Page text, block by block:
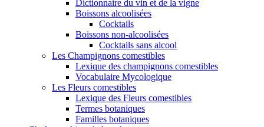
Dictionnaire du vin et de la vigne
Boissons alcoolisées
Cocktails
Boissons non-alcoolisées
Cocktails sans alcool
Les Champignons comestibles
Lexique des champignons comestibles
Vocabulaire Mycologique
Les Fleurs comestibles
Lexique des Fleurs comestibles
Termes botaniques
Familles botaniques